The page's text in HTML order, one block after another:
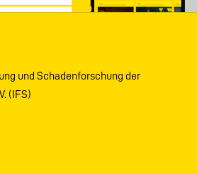
und Schadenforschung der
(IFS)